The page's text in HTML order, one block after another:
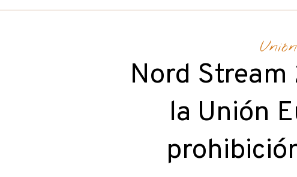
Nord Stream
la Unión